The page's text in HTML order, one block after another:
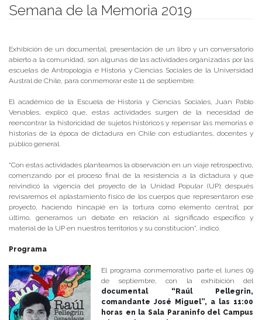
Semana de la Memoria 2019
Exhibición de un documental, presentación de un libro y un conversatorio
abierto a la comunidad, son algunas de las actividades organizadas por las
escuelas de Antropología e Historia y Ciencias Sociales de la Universidad
Austral de Chile, para conmemorar este 11 de septiembre.
El académico de la Escuela de Historia y Ciencias Sociales, Juan Pablo
Venables, explicó que, estas actividades surgen de la necesidad de
reencontrar la historicidad de sujetos históricos y repensar las memorias e
historias de la época de dictadura en Chile con estudiantes, docentes y
público general.
“Con estas actividades planteamos la observación en un viaje retrospectivo,
comenzando por el proceso final de la resistencia a la dictadura y que
reivindicó la vigencia del proyecto de la Unidad Popular (UP); después
revisaremos el aplastamiento físico de los cuerpos que representaron ese
proyecto, haciendo hincapié en la tortura como elemento central; por
último, generamos un debate en relación al significado específico y
material de la UP en nuestros territorios y su constitución”, indicó.
Programa
El programa conmemorativo parte el lunes 09
de septiembre, con la exhibición del
documental “Raúl Pellegrin,
comandante José Miguel”, a las 11:00
horas en la Sala Paraninfo del Campus